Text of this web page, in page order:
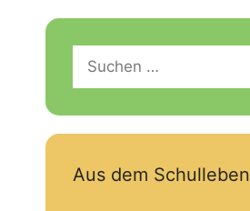
Suchen
nach:
Aus dem Schulleben